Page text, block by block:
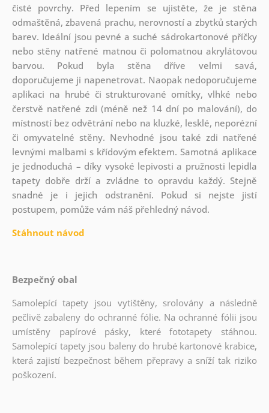
čisté povrchy. Před lepením se ujistěte, že je stěna
odmaštěná, zbavená prachu, nerovností a zbytků starých
barev. Ideální jsou pevné a suché sádrokartonové příčky
nebo stěny natřené matnou či polomatnou akrylátovou
barvou. Pokud byla stěna dříve velmi savá,
doporučujeme ji napenetrovat. Naopak nedoporučujeme
aplikaci na hrubé či strukturované omítky, vlhké nebo
čerstvě natřené zdi (méně než 14 dní po malování), do
místností bez odvětrání nebo na kluzké, lesklé, neporézní
či omyvatelné stěny. Nevhodné jsou také zdi natřené
levnými malbami s křídovým efektem. Samotná aplikace
je jednoduchá – díky vysoké lepivosti a pružnosti lepidla
tapety dobře drží a zvládne to opravdu každý. Stejně
snadné je i jejich odstranění. Pokud si nejste jistí
postupem, pomůže vám náš přehledný návod.
Stáhnout návod
Bezpečný obal
Samolepící tapety jsou vytištěny, srolovány a následně
pečlivě zabaleny do ochranné fólie. Na ochranné fólii jsou
umístěny papírové pásky, které fototapety stáhnou.
Samolepící tapety jsou baleny do hrubé kartonové krabice,
která zajistí bezpečnost během přepravy a sníží tak riziko
poškození.